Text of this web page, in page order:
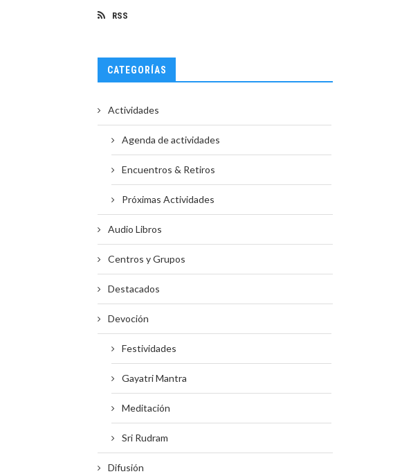
RSS
CATEGORÍAS
Actividades
Agenda de actividades
Encuentros & Retiros
Próximas Actividades
Audio Libros
Centros y Grupos
Destacados
Devoción
Festividades
Gayatri Mantra
Meditación
Sri Rudram
Difusión